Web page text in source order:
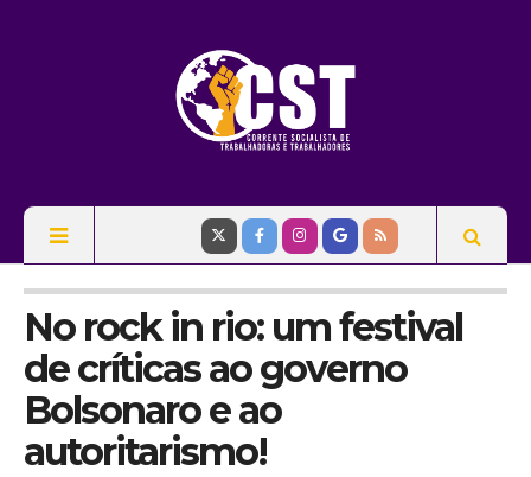
No rock in rio: um festival
de críticas ao governo
Bolsonaro e ao
autoritarismo!